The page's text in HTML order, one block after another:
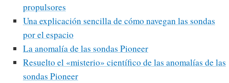
propulsores
Una explicación sencilla de cómo navegan las sondas
por el espacio
La anomalía de las sondas Pioneer
Resuelto el «misterio» científico de las anomalías de las
sondas Pioneer